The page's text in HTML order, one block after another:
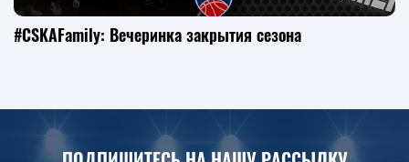
#CSKAFamily: Вечеринка закрытия сезона